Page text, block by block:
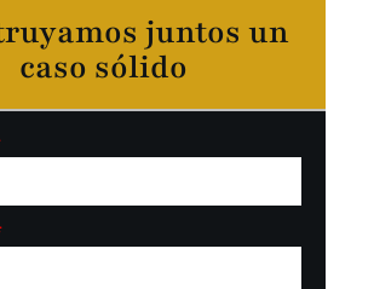
juntos un
caso sólido